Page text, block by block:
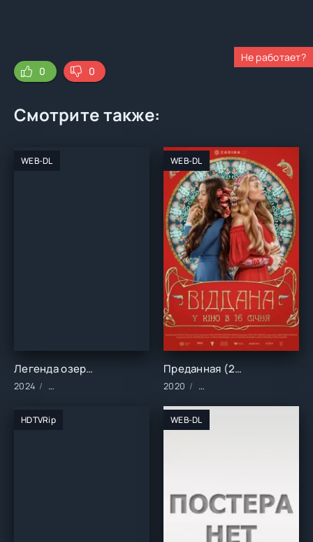
Не работает?
0
0
Смотрите также:
WEB-DL
Легенда озера Холлоу (2024)
2024 Фильмы/2024 год/Зарубежные/Ужасы
WEB-DL
Преданная (2020)
2020 Фильмы/2020 год/
HDTVRip WEB-DL